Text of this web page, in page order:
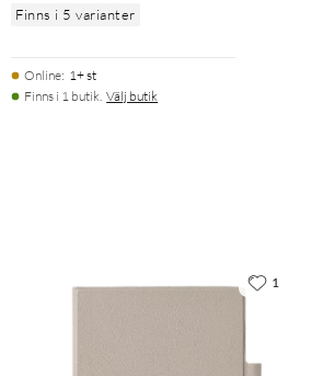
Finns i 5 varianter
Online: 1+ st
Finns i 1 butik. Välj butik
1